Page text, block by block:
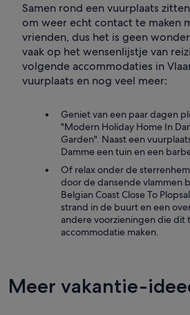
Samen rond een vuurplaats
om weer echt contact te maken
vrienden, dus het is geen
vaak op het wensenlijstje van
volgende accommodaties in
vuurplaats en nog veel meer:
Geniet van een paar dagen
"Modern Holiday Home In
Garden". Naast een
Damme een tuin en een
Of relax onder de
door de dansende vlammen
Belgian Coast Close To
strand in de buurt en een
andere voorzieningen die dit
accommodatie maken.
Meer vakantie-